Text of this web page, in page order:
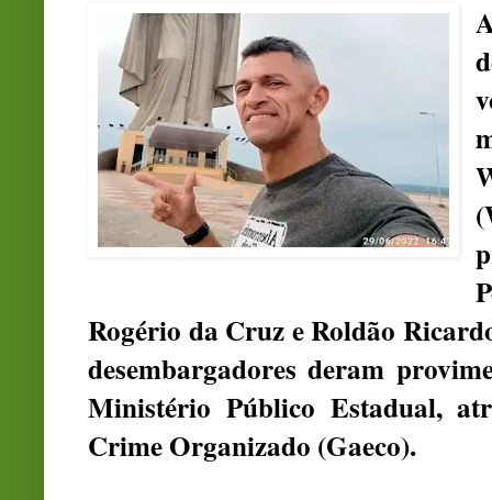
Rogério da Cruz e Roldão
desembargadores deram
Ministério Público Estadual,
Crime Organizado (Gaeco).